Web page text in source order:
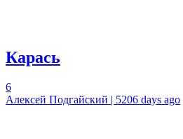
Карась
6
Алексей Подгайский | 5206 days ago